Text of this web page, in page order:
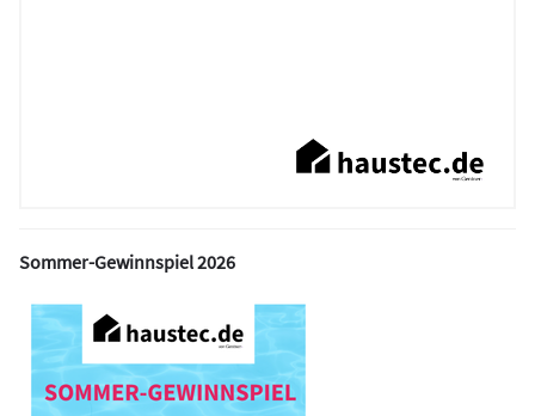
Sommer-Gewinnspiel 2026